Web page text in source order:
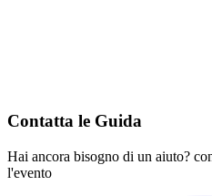
Contatta le Guida
Hai ancora bisogno di un aiuto?
l'evento